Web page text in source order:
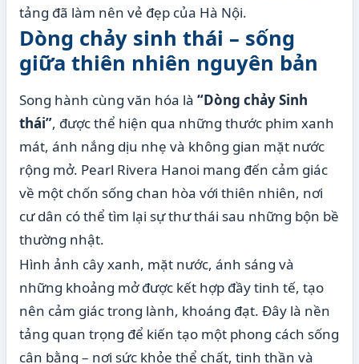
tảng đã làm nên vẻ đẹp của Hà Nội.
Dòng chảy sinh thái – sống
giữa thiên nhiên nguyên bản
Song hành cùng văn hóa là “Dòng chảy Sinh
thái”, được thể hiện qua những thước phim xanh
mát, ánh nắng dịu nhẹ và không gian mặt nước
rộng mở. Pearl Rivera Hanoi mang đến cảm giác
về một chốn sống chan hòa với thiên nhiên, nơi
cư dân có thể tìm lại sự thư thái sau những bộn bề
thường nhật.
Hình ảnh cây xanh, mặt nước, ánh sáng và
những khoảng mở được kết hợp đầy tinh tế, tạo
nên cảm giác trong lành, khoáng đạt. Đây là nền
tảng quan trọng để kiến tạo một phong cách sống
cân bằng – nơi sức khỏe thể chất, tinh thần và